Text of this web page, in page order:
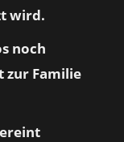
wird.
noch
zur Familie